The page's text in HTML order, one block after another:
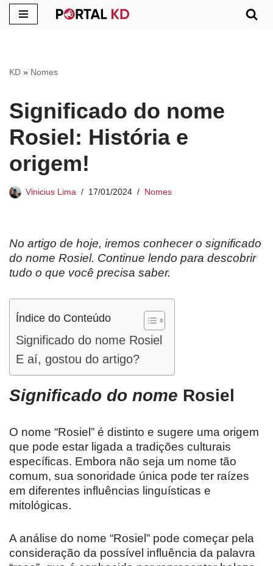
conteúdo
KD » Nomes
Significado do nome
Rosiel: História e
origem!
Vinicius Lima 17/01/2024 Nomes
No artigo de hoje, iremos conhecer o significado
do nome Rosiel. Continue lendo para descobrir
tudo o que você precisa saber.
Índice do Conteúdo
Significado do nome Rosiel
E aí, gostou do artigo?
Significado do nome Rosiel
O nome “Rosiel” é distinto e sugere uma origem
que pode estar ligada a tradições culturais
específicas. Embora não seja um nome tão
comum, sua sonoridade única pode ter raízes
em diferentes influências linguísticas e
mitológicas.
A análise do nome “Rosiel” pode começar pela
consideração da possível influência da palavra